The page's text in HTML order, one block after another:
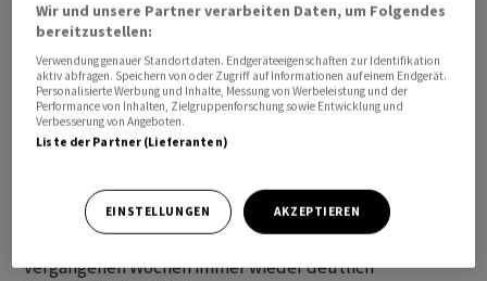
Zu Beginn der neuen Handelswoche wurden die
Erdölpreise durch Inflationsdaten aus China belastet. In
der zweitgrössten Volkswirtschaft der Welt haben die
Verbraucherpreise erstmals seit mehr als zwei Jahren
interpretiert wird. Die konjunkturelle Erholung Chinas
von der einst strengen Corona-Politik verläuft
enttäuschend und hat die Rohölpreise in den
vergangenen Wochen immer wieder deutlich
Wir und unsere Partner verarbeiten Daten, um Folgendes
bereitzustellen:
Verwendung genauer Standortdaten. Endgeräteeigenschaften zur Identifikation
aktiv abfragen. Speichern von oder Zugriff auf Informationen auf einem Endgerät.
Personalisierte Werbung und Inhalte, Messung von Werbeleistung und der
Performance von Inhalten, Zielgruppenforschung sowie Entwicklung und
Verbesserung von Angeboten.
Liste der Partner (Lieferanten)
EINSTELLUNGEN AKZEPTIEREN